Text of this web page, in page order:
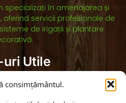
consimțământul.
specializați în amenajarea și
oferind servicii profesionale de
de irigații și plantare
uri Utile
ANPC